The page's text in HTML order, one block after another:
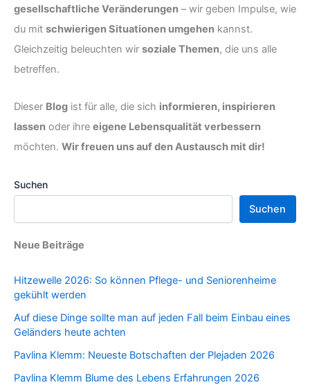
gesellschaftliche Veränderungen – wir geben Impulse, wie
du mit schwierigen Situationen umgehen kannst.
Gleichzeitig beleuchten wir soziale Themen, die uns alle
betreffen.
Dieser Blog ist für alle, die sich informieren, inspirieren
lassen oder ihre eigene Lebensqualität verbessern
möchten. Wir freuen uns auf den Austausch mit dir!
Suchen
Suchen
Neue Beiträge
Hitzewelle 2026: So können Pflege- und Seniorenheime
gekühlt werden
Auf diese Dinge sollte man auf jeden Fall beim Einbau eines
Geländers heute achten
Pavlina Klemm: Neueste Botschaften der Plejaden 2026
Pavlina Klemm Blume des Lebens Erfahrungen 2026